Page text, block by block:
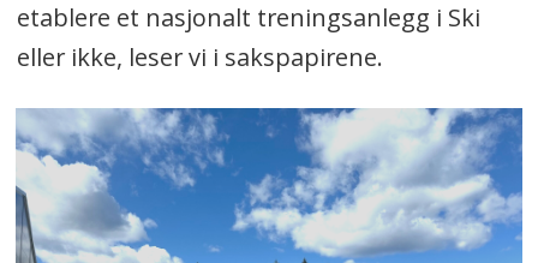
etablere et nasjonalt treningsanlegg i Ski
eller ikke, leser vi i sakspapirene.